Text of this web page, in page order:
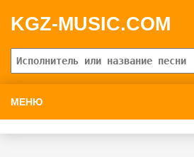
KGZ-MUSIC.COM
МЕНЮ